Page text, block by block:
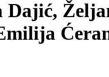
Dajić,